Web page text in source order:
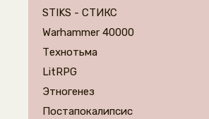
STIKS - СТИКС
Warhammer 40000
Технотьма
LitRPG
Этногенез
Постапокалипсис